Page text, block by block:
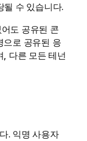
될 수 있습니다.
도 공유된 콘
으로 공유된 응
, 다른 모든 테넌
. 익명 사용자